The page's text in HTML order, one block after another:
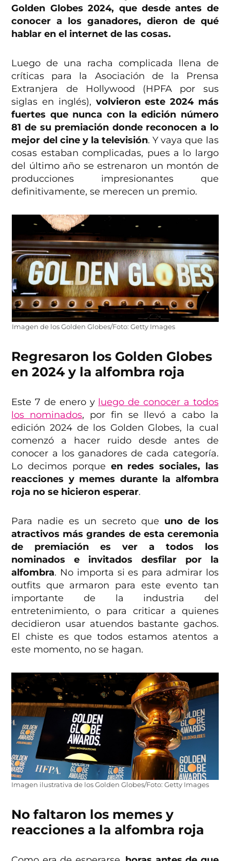
Golden Globes 2024, que desde antes de
conocer a los ganadores, dieron de qué
hablar en el internet de las cosas.
Luego de una racha complicada llena de
críticas para la Asociación de la Prensa
Extranjera de Hollywood (HPFA por sus
siglas en inglés), volvieron este 2024 más
fuertes que nunca con la edición número
81 de su premiación donde reconocen a lo
mejor del cine y la televisión. Y vaya que las
cosas estaban complicadas, pues a lo largo
del último año se estrenaron un montón de
producciones impresionantes que
definitivamente, se merecen un premio.
Imagen de los Golden Globes/Foto: Getty Images
Regresaron los Golden Globes
en 2024 y la alfombra roja
Este 7 de enero y luego de conocer a todos
los nominados, por fin se llevó a cabo la
edición 2024 de los Golden Globes, la cual
comenzó a hacer ruido desde antes de
conocer a los ganadores de cada categoría.
Lo decimos porque en redes sociales, las
reacciones y memes durante la alfombra
roja no se hicieron esperar.
Para nadie es un secreto que uno de los
atractivos más grandes de esta ceremonia
de premiación es ver a todos los
nominados e invitados desfilar por la
alfombra. No importa si es para admirar los
outfits que armaron para este evento tan
importante de la industria del
entretenimiento, o para criticar a quienes
decidieron usar atuendos bastante gachos.
El chiste es que todos estamos atentos a
este momento, no se hagan.
Imagen ilustrativa de los Golden Globes/Foto: Getty Images
No faltaron los memes y
reacciones a la alfombra roja